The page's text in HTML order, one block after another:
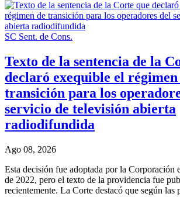
SC Sent. de Cons.
Texto de la sentencia de la
declaró exequible el régimen
transición para los
servicio de televisión abierta
radiodifundida
Ago 08, 2026
Esta decisión fue adoptada por la Corporación
de 2022, pero el texto de la providencia fue
recientemente. La Corte destacó que según las